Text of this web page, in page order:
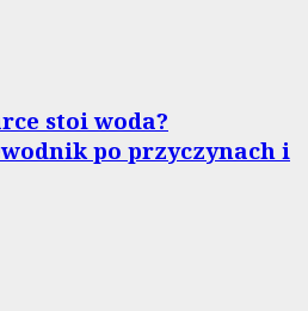
stoi woda?
po przyczynach i